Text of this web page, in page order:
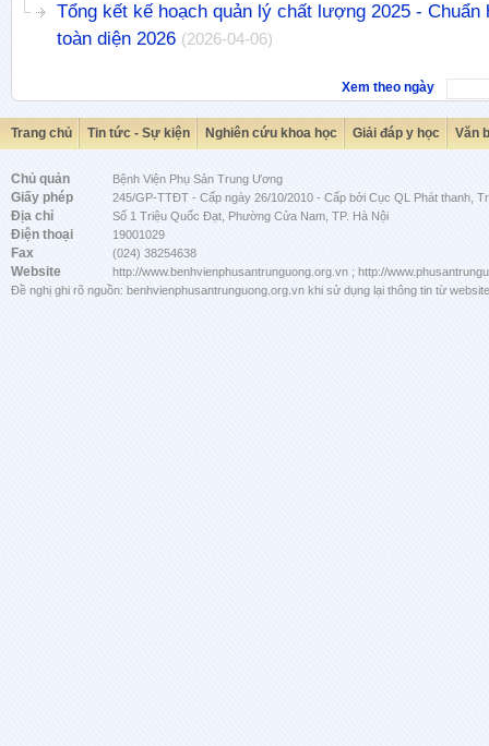
Tổng kết kế hoạch quản lý chất lượng 2025 - Chuẩn
toàn diện 2026 (2026-04-06)
Xem theo ngày
Trang chủ Tin tức - Sự kiện Nghiên cứu khoa học Giải đáp y học Văn
Chủ quản Bệnh Viện Phụ Sản Trung Ương
Giấy phép 245/GP-TTĐT - Cấp ngày 26/10/2010 - Cấp bởi Cục QL Phát thanh,
Địa chỉ Số 1 Triệu Quốc Đạt, Phường Cửa Nam, TP. Hà Nội
Điện thoại 19001029
Fax (024) 38254638
Website
http://www.benhvienphusantrunguong.org.vn ; http://
Đề nghị ghi rõ nguồn: benhvienphusantrunguong.org.vn khi sử dụng lại thông tin từ